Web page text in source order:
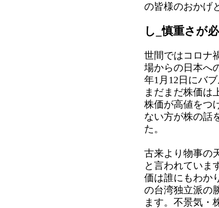
の皆様のおかげ
し_慎重さが
世間ではコロナ
場からの日本へ
年1月12日にバ
まだまだ株価は
株価が高値をつ
ない方が株の話
た。
古来より物事の
と言われていま
価は誰にもわか
の台湾独立派の
ます。不景気・